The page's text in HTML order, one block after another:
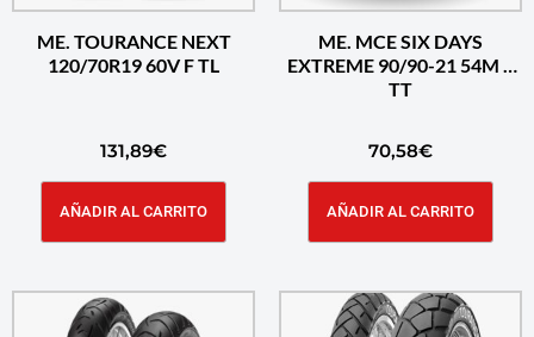
ME. TOURANCE NEXT
120/70R19 60V F TL
131,89€
AÑADIR AL CARRITO
ME. MCE SIX DAYS
EXTREME 90/90-21 54M F
TT
70,58€
AÑADIR AL CARRITO